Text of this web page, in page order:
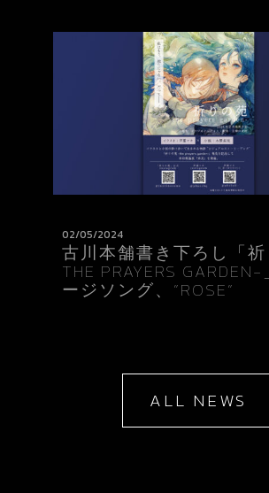
02/05/2024
古川本舗書き下ろし「
THE PRAYERS
ージソング、”ROSE”
ALL NEWS